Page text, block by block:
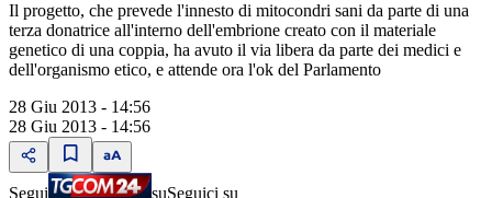
Il progetto, che prevede l'innesto di mitocondri sani da parte di una
terza donatrice all'interno dell'embrione creato con il materiale
genetico di una coppia, ha avuto il via libera da parte dei medici e
dell'organismo etico, e attende ora l'ok del Parlamento
28 Giu 2013 - 14:56
28 Giu 2013 - 14:56
Segui suSeguici su